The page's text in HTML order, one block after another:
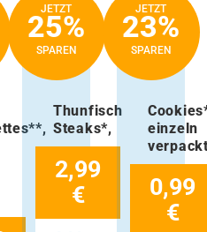
JETZT
25%
SPAREN
Thunfisch
Steaks*,
2,99
€
JETZT
23%
SPAREN
einzeln
0,99
€